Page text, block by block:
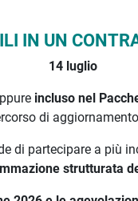
IN UN
14 luglio
incluso nel
di
di partecipare a più
strutturata